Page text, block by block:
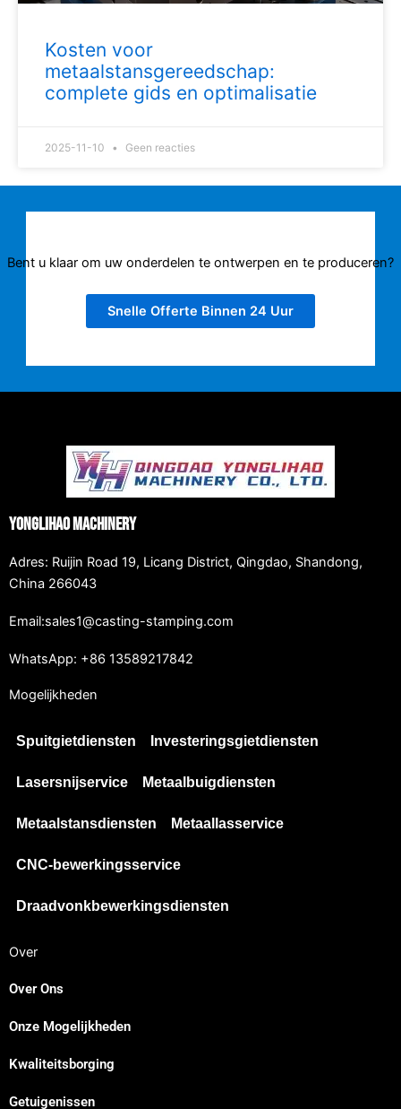
Kosten voor
metaalstansgereedschap:
complete gids en optimalisatie
2025-11-10 Geen reacties
Bent u klaar om uw onderdelen te ontwerpen en te produceren?
Snelle Offerte Binnen 24 Uur
Yonglihao Machinery
Adres: Ruijin Road 19, Licang District, Qingdao, Shandong,
China 266043
Email:sales1@casting-stamping.com
WhatsApp: +86 13589217842
Mogelijkheden
Spuitgietdiensten Investeringsgietdiensten
Lasersnijservice Metaalbuigdiensten
Metaalstansdiensten Metaallasservice
CNC-bewerkingsservice
Draadvonkbewerkingsdiensten
Over
Over Ons
Onze Mogelijkheden
Kwaliteitsborging
Getuigenissen